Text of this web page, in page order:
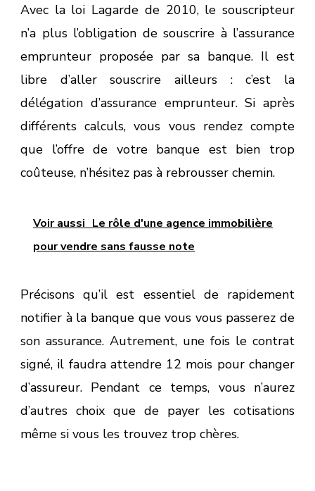
Avec la loi Lagarde de 2010, le souscripteur
n’a plus l’obligation de souscrire à l’assurance
emprunteur proposée par sa banque. Il est
libre d’aller souscrire ailleurs : c’est la
délégation d’assurance emprunteur. Si après
différents calculs, vous vous rendez compte
que l’offre de votre banque est bien trop
coûteuse, n’hésitez pas à rebrousser chemin.
Voir aussi Le rôle d'une agence immobilière
pour vendre sans fausse note
Précisons qu’il est essentiel de rapidement
notifier à la banque que vous vous passerez de
son assurance. Autrement, une fois le contrat
signé, il faudra attendre 12 mois pour changer
d’assureur. Pendant ce temps, vous n’aurez
d’autres choix que de payer les cotisations
même si vous les trouvez trop chères.